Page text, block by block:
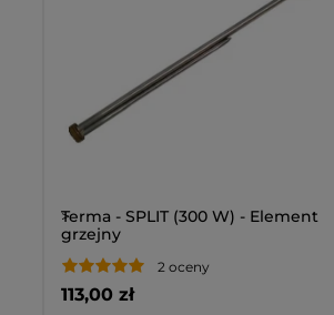
>
Terma - SPLIT (300 W) - Element
grzejny
2 oceny
113,00 zł